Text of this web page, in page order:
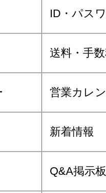
ID・パス
送料・手
営業カレ
新着情報
Q&A掲示板